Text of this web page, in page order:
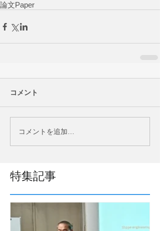
論文Paper
コメント
コメントを追加…
特集記事